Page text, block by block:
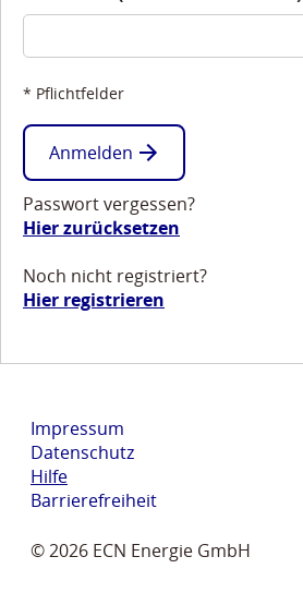
* Pflichtfelder
Anmelden
Passwort vergessen?
Hier zurücksetzen
Noch nicht registriert?
Hier registrieren
© 2026 ECN Energie GmbH
Impressum
Datenschutz
Hilfe
Barrierefreiheit